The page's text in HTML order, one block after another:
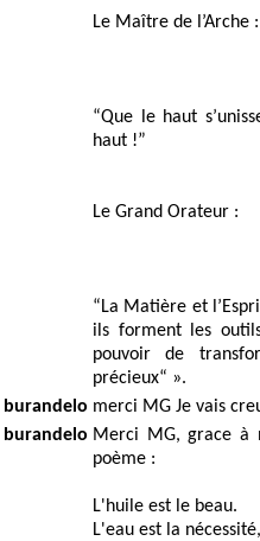
Le Maître de l’Arche :
“Que le haut
haut !”
Le Grand Orateur :
“La Matière et
ils forment les
pouvoir de
précieux“ ».
burandelo merci MG Je vais
burandelo Merci MG, grace à
poème :
L'huile est le beau.
L'eau est la nécessité,